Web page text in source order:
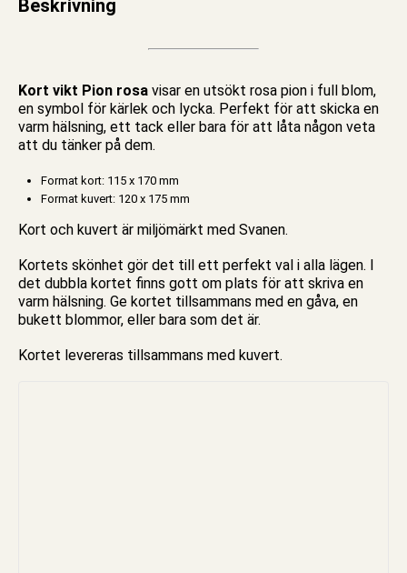
Beskrivning
Kort vikt Pion rosa visar en utsökt rosa pion i full blom,
en symbol för kärlek och lycka. Perfekt för att skicka en
varm hälsning, ett tack eller bara för att låta någon veta
att du tänker på dem.
Format kort: 115 x 170 mm
Format kuvert: 120 x 175 mm
Kort och kuvert är miljömärkt med Svanen.
Kortets skönhet gör det till ett perfekt val i alla lägen. I
det dubbla kortet finns gott om plats för att skriva en
varm hälsning. Ge kortet tillsammans med en gåva, en
bukett blommor, eller bara som det är.
Kortet levereras tillsammans med kuvert.